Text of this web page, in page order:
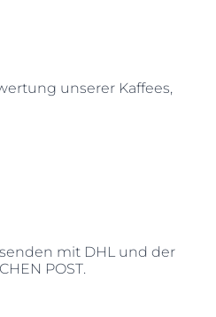
unserer Kaffees,
mit DHL und der
POST.